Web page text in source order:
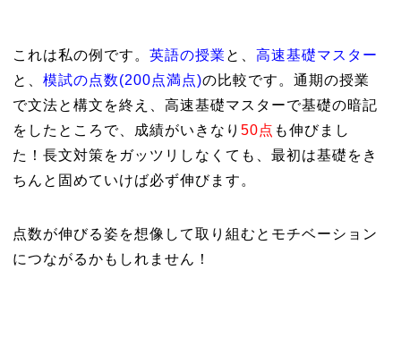
これは私の例です。 英語の授業 と、 高速基礎マスター
と、 模試の点数(200点満点)の比較です。通期の授業
で文法と構文を終え、高速基礎マスターで基礎の暗記
をしたところで、成績がいきなり 50点 も伸びまし
た！長文対策をガッツリしなくても、最初は基礎をき
ちんと固めていけば必ず伸びます。
点数が伸びる姿を想像して取り組むとモチベーション
につながるかもしれません！